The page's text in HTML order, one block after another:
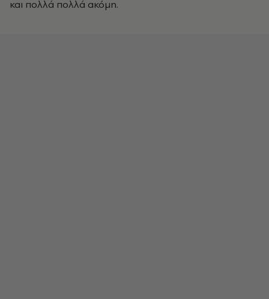
και πολλά πολλά ακόμη.